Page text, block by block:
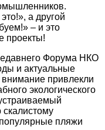
а другой
– и это
проекты!
Форума НКО
и актуальные
привлекли
экологического
скалистому
пляжи